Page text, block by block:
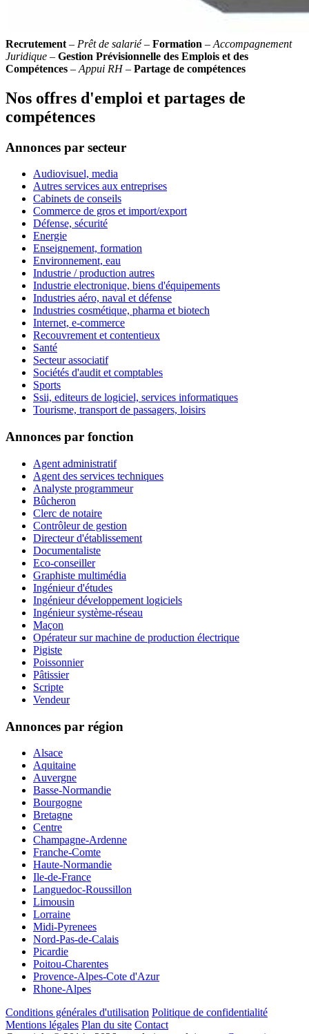
Recrutement – Prêt de salarié– Formation – Accompagnement
Juridique – Gestion Prévisionnelle des Emplois et des
Compétences – Appui RH– Partage de compétences
Nos offres d'emploi et partages de
compétences
Annonces par secteur
Audiovisuel, media
Autres services aux entreprises
Cabinets de conseils
Commerce de gros et import/export
Défense, sécurité
Energie
Enseignement, formation
Environnement, eau
Industrie / production autres
Industrie electronique, biens d'équipements
Industries aéro, naval et défense
Industries cosmétique, pharma et biotech
Internet, e-commerce
Recouvrement et contentieux
Santé
Secteur associatif
Sociétés d'audit et comptables
Sports
Ssii, editeurs de logiciel, services informatiques
Tourisme, transport de passagers, loisirs
Annonces par fonction
Agent administratif
Agent des services techniques
Analyste programmeur
Bûcheron
Clerc de notaire
Contrôleur de gestion
Directeur d'établissement
Documentaliste
Eco-conseiller
Graphiste multimédia
Ingénieur d'études
Ingénieur développement logiciels
Ingénieur système-réseau
Maçon
Opérateur sur machine de production électrique
Pigiste
Poissonnier
Pâtissier
Scripte
Vendeur
Annonces par région
Alsace
Aquitaine
Auvergne
Basse-Normandie
Bourgogne
Bretagne
Centre
Champagne-Ardenne
Franche-Comte
Haute-Normandie
Ile-de-France
Languedoc-Roussillon
Limousin
Lorraine
Midi-Pyrenees
Nord-Pas-de-Calais
Picardie
Poitou-Charentes
Provence-Alpes-Cote d'Azur
Rhone-Alpes
Conditions générales d'utilisation Politique de confidentialité
Mentions légales Plan du site Contact